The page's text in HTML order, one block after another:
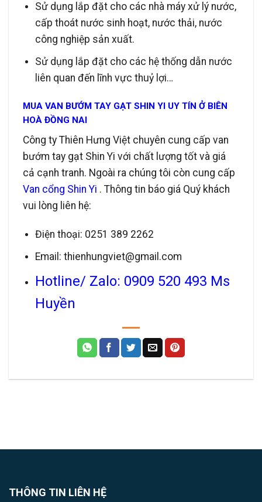
Sử dụng lắp đặt cho các nhà máy xử lý nước,
cấp thoát nước sinh hoạt, nước thải, nước
công nghiệp sản xuất.
Sử dụng lắp đặt cho các hệ thống dẫn nước
liên quan đến lĩnh vực thuỷ lợi…
MUA VAN BƯỚM TAY GẠT SHIN YI UY TÍN Ở BIÊN
HOÀ ĐỒNG NAI
Công ty Thiên Hưng Việt chuyên cung cấp van
bướm tay gạt Shin Yi với chất lượng tốt và giá
cả cạnh tranh. Ngoài ra chúng tôi còn cung cấp
Van cổng Shin Yi . Thông tin báo giá Quý khách
vui lòng liên hệ:
Điện thoại: 0251 389 2262
Email: thienhungviet@gmail.com
Hotline/ Zalo: 0909 520 493 Ms
Huyền
THÔNG TIN LIÊN HỆ